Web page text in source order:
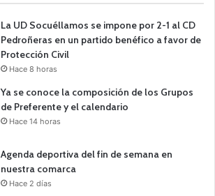
La UD Socuéllamos se impone por 2-1 al CD
Pedroñeras en un partido benéfico a favor de
Protección Civil
Hace 8 horas
Ya se conoce la composición de los Grupos
de Preferente y el calendario
Hace 14 horas
Agenda deportiva del fin de semana en
nuestra comarca
Hace 2 días